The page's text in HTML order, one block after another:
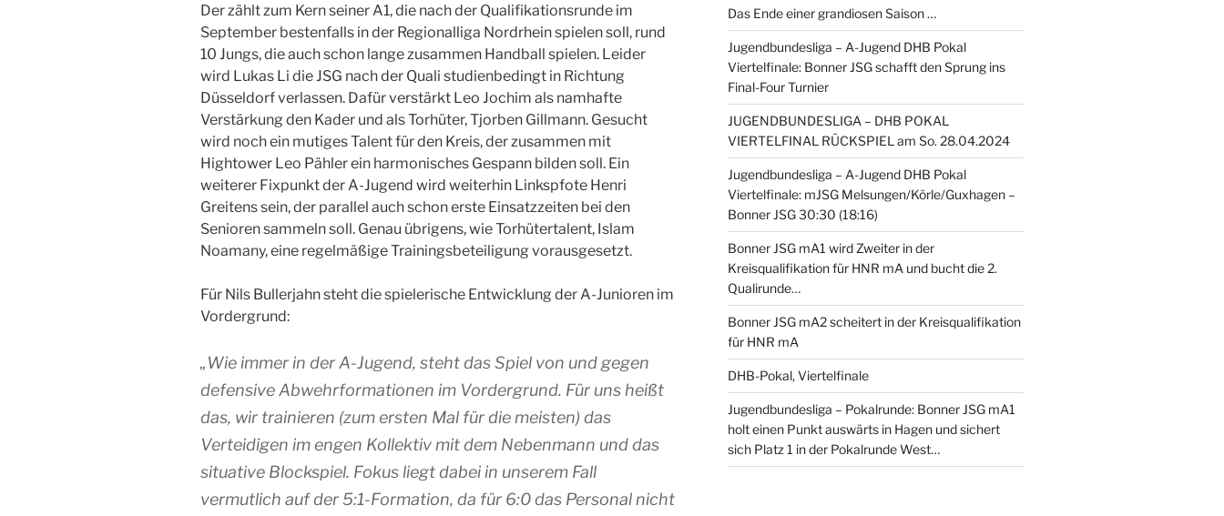
Der zählt zum Kern seiner A1, die nach der Qualifikationsrunde im
September bestenfalls in der Regionalliga Nordrhein spielen soll, rund
10 Jungs, die auch schon lange zusammen Handball spielen. Leider
wird Lukas Li die JSG nach der Quali studienbedingt in Richtung
Düsseldorf verlassen. Dafür verstärkt Leo Jochim als namhafte
Verstärkung den Kader und als Torhüter, Tjorben Gillmann. Gesucht
wird noch ein mutiges Talent für den Kreis, der zusammen mit
Hightower Leo Pähler ein harmonisches Gespann bilden soll. Ein
weiterer Fixpunkt der A-Jugend wird weiterhin Linkspfote Henri
Greitens sein, der parallel auch schon erste Einsatzzeiten bei den
Senioren sammeln soll. Genau übrigens, wie Torhütertalent, Islam
Noamany, eine regelmäßige Trainingsbeteiligung vorausgesetzt.
Für Nils Bullerjahn steht die spielerische Entwicklung der A-Junioren im
Vordergrund:
„Wie immer in der A-Jugend, steht das Spiel von und gegen
defensive Abwehrformationen im Vordergrund. Für uns heißt
das, wir trainieren (zum ersten Mal für die meisten) das
Verteidigen im engen Kollektiv mit dem Nebenmann und das
situative Blockspiel. Fokus liegt dabei in unserem Fall
vermutlich auf der 5:1-Formation, da für 6:0 das Personal nicht
Das Ende einer grandiosen Saison …
Jugendbundesliga – A-Jugend DHB Pokal
Viertelfinale: Bonner JSG schafft den Sprung ins
Final-Four Turnier
JUGENDBUNDESLIGA – DHB POKAL
VIERTELFINAL RÜCKSPIEL am So. 28.04.2024
Jugendbundesliga – A-Jugend DHB Pokal
Viertelfinale: mJSG Melsungen/Körle/Guxhagen –
Bonner JSG 30:30 (18:16)
Bonner JSG mA1 wird Zweiter in der
Kreisqualifikation für HNR mA und bucht die 2.
Qualirunde…
Bonner JSG mA2 scheitert in der Kreisqualifikation
für HNR mA
DHB-Pokal, Viertelfinale
Jugendbundesliga – Pokalrunde: Bonner JSG mA1
holt einen Punkt auswärts in Hagen und sichert
sich Platz 1 in der Pokalrunde West…